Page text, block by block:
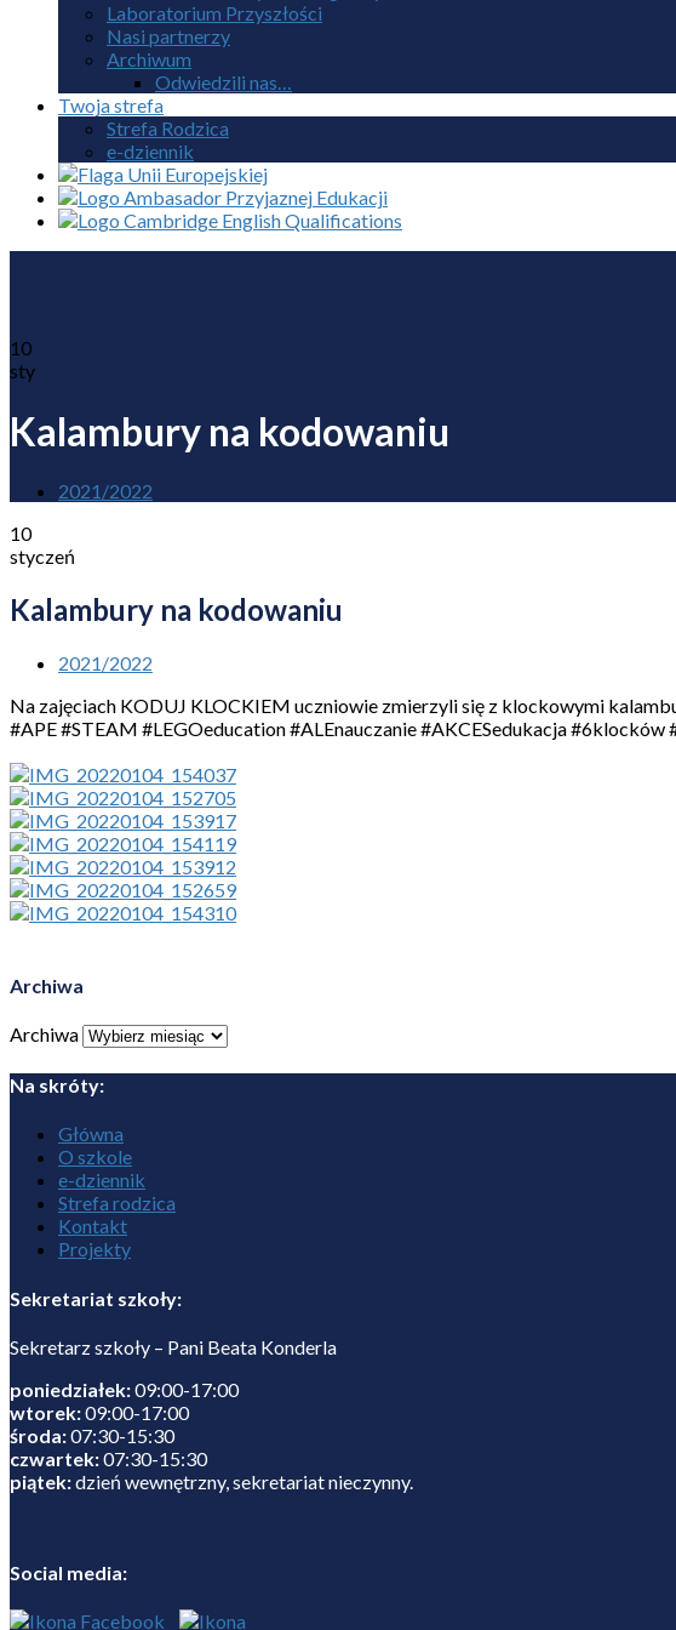
Laboratorium Przyszłości
Nasi partnerzy
Archiwum
Odwiedzili nas…
Twoja strefa
Strefa Rodzica
e-dziennik
10
sty
Kalambury na kodowaniu
2021/2022
10
styczeń
Kalambury na kodowaniu
2021/2022
Na zajęciach KODUJ KLOCKIEM uczniowie zmierzyli się z klockowymi
#APE #STEAM #LEGOeducation #ALEnauczanie #AKCESedukacja #6klocków
Archiwa
Archiwa
Na skróty:
Główna
O szkole
e-dziennik
Strefa rodzica
Kontakt
Projekty
Sekretariat szkoły:
Sekretarz szkoły – Pani Beata Konderla
poniedziałek:09:00-17:00
wtorek:09:00-17:00
środa:07:30-15:30
czwartek:07:30-15:30
piątek:dzień wewnętrzny, sekretariat nieczynny.
Social media: